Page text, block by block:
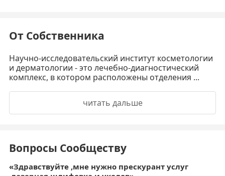
От Собственника
Научно-исследовательский институт косметологии
и дерматологии - это лечебно-диагностический
комплекс, в котором расположены отделения ...
читать дальше
Вопросы Сообществу
Здравствуйте ,мне нужно прескурант услуг